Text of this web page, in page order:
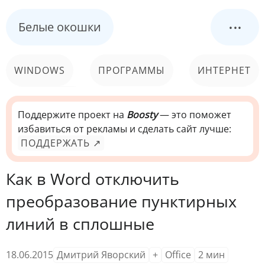
Белые окошки ...
WINDOWS ПРОГРАММЫ ИНТЕРНЕТ
КОМПЬЮТЕР
СИСТЕМА
Поддержите проект на Boosty— это поможет
избавиться от рекламы и сделать сайт лучше:
ПОДДЕРЖАТЬ ↗
Как в Word отключить
преобразование пунктирных
линий в сплошные
18.06.2015 Дмитрий Яворский + Office 2 мин